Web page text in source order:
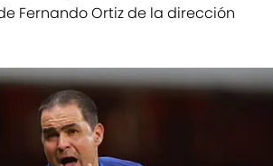
Fernando Ortiz de la dirección